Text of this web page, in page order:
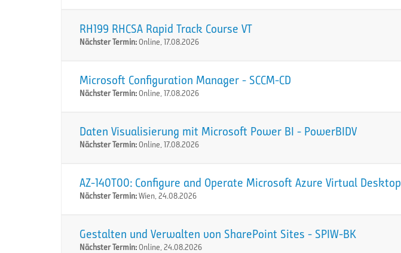
RH199 RHCSA Rapid Track Course VT
Nächster Termin:Online, 17.08.2026
Microsoft Configuration Manager - SCCM-CD
Nächster Termin:Online, 17.08.2026
Daten Visualisierung mit Microsoft Power BI - PowerBIDV
Nächster Termin:Online, 17.08.2026
AZ-140T00: Configure and Operate Microsoft Azure Virtual Desktop
Nächster Termin:Wien, 24.08.2026
Gestalten und Verwalten von SharePoint Sites - SPIW-BK
Nächster Termin:Online, 24.08.2026